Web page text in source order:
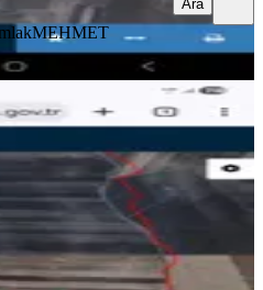
MEHMET
Ara
Ekinlide Satlık Tarla
m²·04.12.2025